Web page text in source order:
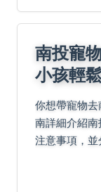
南投寵
小孩輕
你想帶寵物
南詳細介紹南
注意事項，並